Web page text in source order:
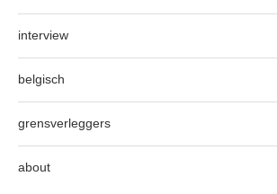
interview
belgisch
grensverleggers
about